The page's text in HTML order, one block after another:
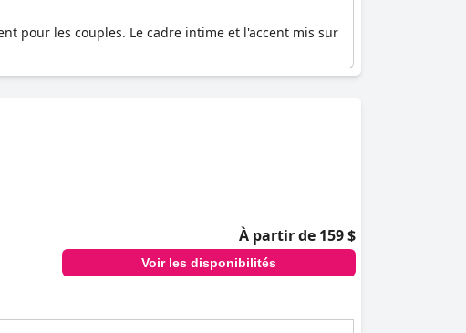
pour les couples. Le cadre intime et l'accent mis sur
À partir de 159 $
Voir les disponibilités